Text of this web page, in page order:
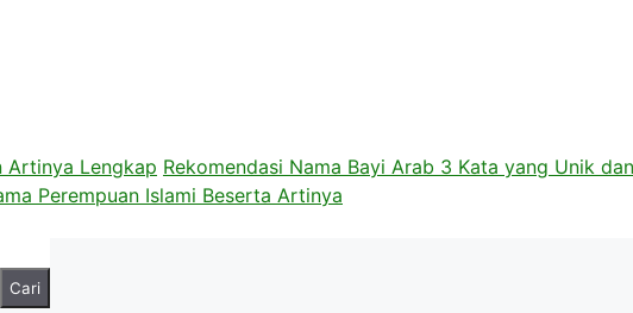
Artinya Lengkap Rekomendasi Nama Bayi Arab 3 Kata yang Unik dan
Perempuan Islami Beserta Artinya
Cari